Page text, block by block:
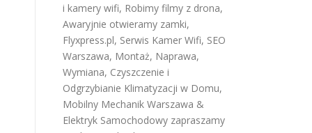
i kamery wifi, Robimy filmy z drona,
Awaryjnie otwieramy zamki,
Flyxpress.pl, Serwis Kamer Wifi, SEO
Warszawa, Montaż, Naprawa,
Wymiana, Czyszczenie i
Odgrzybianie Klimatyzacji w Domu,
Mobilny Mechanik Warszawa &
Elektryk Samochodowy zapraszamy